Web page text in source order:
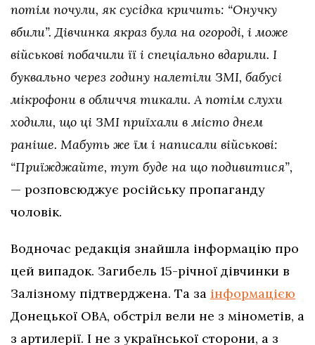
потім почули, як сусідка кричить: “Онучку
вбили”. Дівчинка якраз була на огороді, і може
військові побачили її і спеціально вдарили. І
буквально через годину налетіли ЗМІ, бабусі
мікрофони в обличчя тикали. А потім слухи
ходили, що ці ЗМІ приїхали в місто днем
раніше. Мабуть же їм і написали військові:
“Приїжджайте, тут буде на що подивитися”,
— розповсюджує російську пропаганду
чоловік.
Водночас редакція знайшла інформацію про
цей випадок. Загибель 15-річної дівчинки в
Залізному підтверджена. Та за інформацією
Донецької ОВА, обстріл вели не з мінометів, а
з артилерії. І не з української сторони, а з